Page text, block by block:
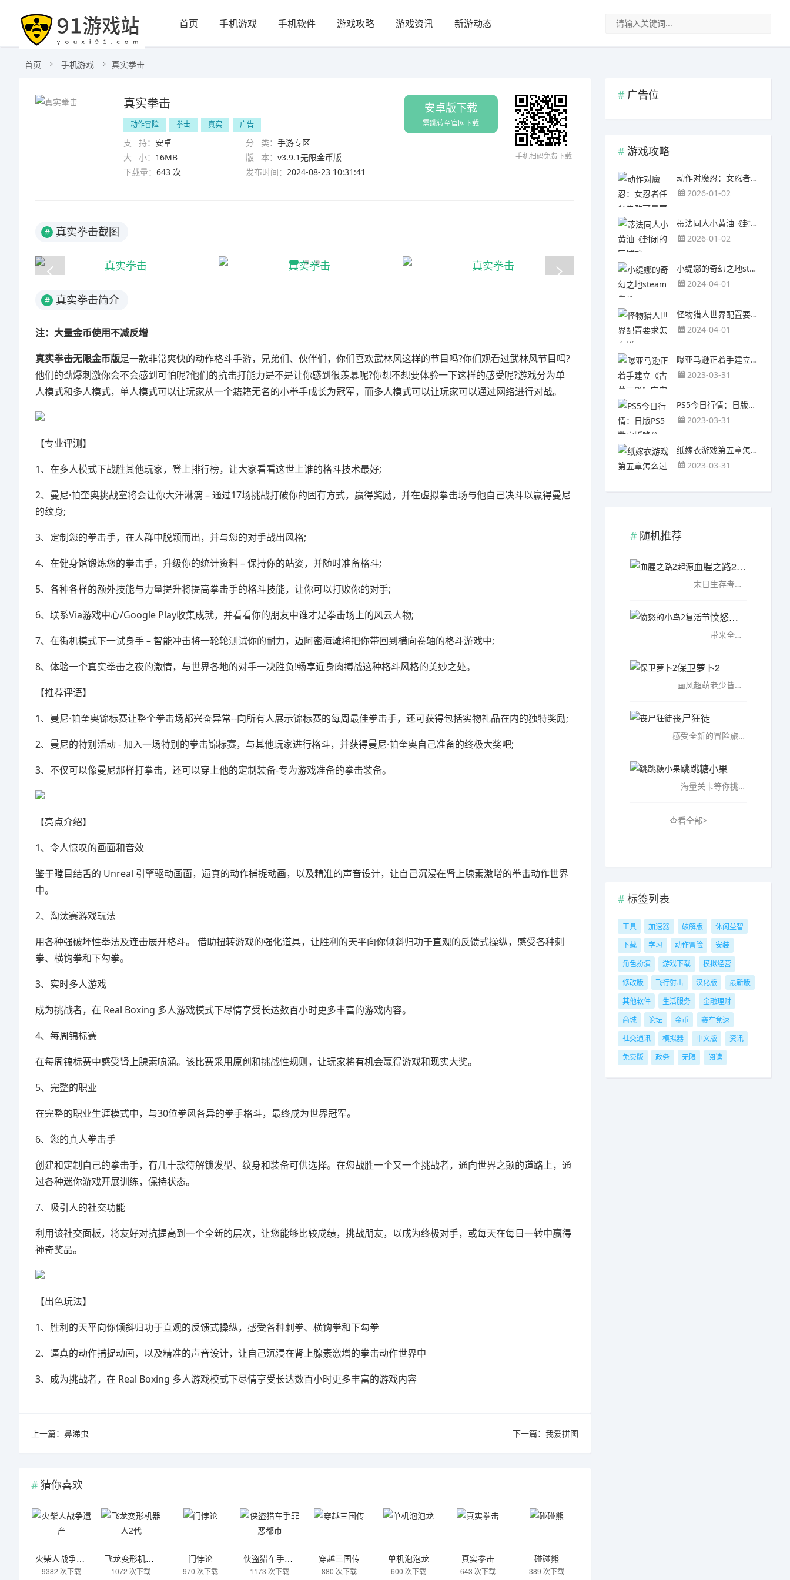
首页 手机游戏 手机软件 游戏攻略 游戏资讯 新游动态
首页 手机游戏 真实拳击
安卓版下载
需跳转至官网下载
真实拳击
动作冒险 拳击 真实 广告
支 持： 安卓 分 类： 手游专区
大 小： 16MB 版 本： v3.9.1无限金币版
下载量： 643 次 发布时间： 2024-08-23 10:31:41
手机扫码免费下载
# 真实拳击截图
# 真实拳击简介
注：大量金币使用不减反增
真实拳击无限金币版是一款非常爽快的动作格斗手游，兄弟们、伙伴们，你们喜欢武林风这样的节目吗?你们观看过武林风节目吗?
他们的劲爆刺激你会不会感到可怕呢?他们的抗击打能力是不是让你感到很羡慕呢?你想不想要体验一下这样的感受呢?游戏分为单
人模式和多人模式，单人模式可以让玩家从一个籍籍无名的小拳手成长为冠军，而多人模式可以让玩家可以通过网络进行对战。
【专业评测】
1、在多人模式下战胜其他玩家，登上排行榜，让大家看看这世上谁的格斗技术最好;
2、曼尼·帕奎奥挑战室将会让你大汗淋漓 – 通过17场挑战打破你的固有方式，赢得奖励，并在虚拟拳击场与他自己决斗以赢得曼尼
的纹身;
3、定制您的拳击手，在人群中脱颖而出，并与您的对手战出风格;
4、在健身馆锻炼您的拳击手，升级你的统计资料 – 保持你的站姿，并随时准备格斗;
5、各种各样的额外技能与力量提升将提高拳击手的格斗技能，让你可以打败你的对手;
6、联系Via游戏中心/Google Play收集成就，并看看你的朋友中谁才是拳击场上的风云人物;
7、在街机模式下一试身手 – 智能冲击将一轮轮测试你的耐力，迈阿密海滩将把你带回到横向卷轴的格斗游戏中;
8、体验一个真实拳击之夜的激情，与世界各地的对手一决胜负!畅享近身肉搏战这种格斗风格的美妙之处。
【推荐评语】
1、曼尼·帕奎奥锦标赛让整个拳击场都兴奋异常--向所有人展示锦标赛的每周最佳拳击手，还可获得包括实物礼品在内的独特奖励;
2、曼尼的特别活动 - 加入一场特别的拳击锦标赛，与其他玩家进行格斗，并获得曼尼·帕奎奥自己准备的终极大奖吧;
3、不仅可以像曼尼那样打拳击，还可以穿上他的定制装备-专为游戏准备的拳击装备。
【亮点介绍】
1、令人惊叹的画面和音效
鉴于瞠目结舌的 Unreal 引擎驱动画面，逼真的动作捕捉动画，以及精准的声音设计，让自己沉浸在肾上腺素激增的拳击动作世界
中。
2、淘汰赛游戏玩法
用各种强破坏性拳法及连击展开格斗。 借助扭转游戏的强化道具，让胜利的天平向你倾斜归功于直观的反馈式操纵，感受各种刺
拳、横钩拳和下勾拳。
3、实时多人游戏
成为挑战者，在 Real Boxing 多人游戏模式下尽情享受长达数百小时更多丰富的游戏内容。
4、每周锦标赛
在每周锦标赛中感受肾上腺素喷涌。该比赛采用原创和挑战性规则，让玩家将有机会赢得游戏和现实大奖。
5、完整的职业
在完整的职业生涯模式中，与30位拳风各异的拳手格斗，最终成为世界冠军。
6、您的真人拳击手
创建和定制自己的拳击手，有几十款待解锁发型、纹身和装备可供选择。在您战胜一个又一个挑战者，通向世界之颠的道路上，通
过各种迷你游戏开展训练，保持状态。
7、吸引人的社交功能
利用该社交面板，将友好对抗提高到一个全新的层次，让您能够比较成绩，挑战朋友，以成为终极对手，或每天在每日一转中赢得
神奇奖品。
【出色玩法】
1、胜利的天平向你倾斜归功于直观的反馈式操纵，感受各种刺拳、横钩拳和下勾拳
2、逼真的动作捕捉动画，以及精准的声音设计，让自己沉浸在肾上腺素激增的拳击动作世界中
3、成为挑战者，在 Real Boxing 多人游戏模式下尽情享受长达数百小时更多丰富的游戏内容
上一篇： 鼻涕虫 下一篇： 我爱拼图
猜你喜欢
火柴人战争遗产
9382 次下载
飞龙变形机器人2代
1072 次下载
门悖论
970 次下载
侠盗猎车手罪恶都市
1173 次下载
穿越三国传
880 次下载
单机泡泡龙
600 次下载
真实拳击
643 次下载
碰碰熊
389 次下载
广告位
游戏攻略
动作对魔忍：女忍者任务失败可是要被送去...
2026-01-02
蒂法同人小黄油《封闭的区域Z》
2026-01-02
小缇娜的奇幻之地steam售价
2024-04-01
怪物猎人世界配置要求怎么样
2024-04-01
曝亚马逊正着手建立《古墓丽影》宇宙 包含影视和游戏
2023-03-31
PS5今日行情：日版PS5数字版降价322元后暂无变动
2023-03-31
纸嫁衣游戏第五章怎么过
2023-03-31
随机推荐
血腥之路2起源
末日生存考验很艰难，血腥之路2起源最新版是一款横版闯关类的2D冒险游戏，需要特别注意身边敌人，解决好危机才有胜利的可能，坚强信心支持你行动，全新的希望去追求，借助不同的装备就能成功，相关材料都能利用起来，...……
愤怒的小鸟2复活节
带来全新的游戏体验，愤怒的小鸟2复活节破解版是一款画面清新的弹射摧毁闯关的休闲手游，游戏开启了复活节主题关卡，并且新增了复活节主题时装和好友推荐系统，游戏充分发挥了3D引擎的优势，融入了动态场景，让游戏的...……
保卫萝卜2
画风超萌老少皆爱的热门塔防游戏，保卫萝卜2破解版继承了前作美轮美奂的游戏画面，痛快淋漓的战斗画面;萝卜2代在游戏模式上均做了各种创新，呈现双出口、怪物堡垒、随机炮塔、终极BOSS战等多种全新模式;新增多个滑稽...……
丧尸狂徒
感受全新的冒险旅程，丧尸狂徒破解版是一款非常好玩的以僵尸为主题的冒险类丧尸射击游戏，在这款游戏中，玩家需要与源源不断的丧尸展开一场生死搏斗。在这里，你将时刻小心僵尸的追捕，将所有的僵尸都消灭。建立城池...……
跳跳糖小果
海量关卡等你挑战，跳跳糖小果无限钻石版破解版是一款非常好玩的休闲益智类闯关手游，游戏中玩家需要手指操纵可爱的糖小果角色在各种滚动的物体之间进行跳跃，并通过重力感应控制进行左右移动，虽然说起来很简单，但...……
查看全部>
标签列表
工具 加速器 破解版
休闲益智
下载
学习 动作冒险
安装
角色扮演
游戏下载
模拟经营
修改版
飞行射击 汉化版
最新版
其他软件
生活服务
金融理财
商城
论坛 金币
赛车竞速
社交通讯
模拟器 中文版
资讯
免费版
政务 无限 阅读